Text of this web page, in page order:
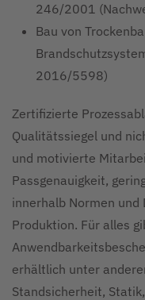
246/2001
Bau von
2016/5598)
Zertifizierte
Qualitätssiegel und
und motivierte
Passgenauigkeit,
innerhalb Normen
Produktion. Für alles
erhältlich unter
Standsicherheit,